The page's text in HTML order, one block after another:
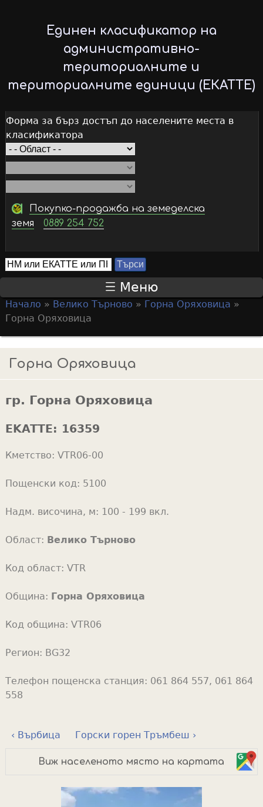
to
main
content
Единен класификатор на
административно-
териториалните и
териториалните единици (ЕКАТТЕ)
Форма за бърз достъп до населените места в
класификатора
Покупко-продажба на земеделска
земя
0889 254 752
S
e
a
c
h
o
r
Т
ъ
с
и
Меню
Y
o
u
a
e
h
r
e
Начало » Велико Търново » Горна Оряховица »
Горна Оряховица
Горна Оряховица
гр. Горна Оряховица
EKATTE: 16359
Кметство: VTR06-00
Пощенски код: 5100
Надм. височина, м: 100 - 199 вкл.
Област: Велико Търново
Код област: VTR
Община: Горна Оряховица
Код община: VTR06
Регион: BG32
Телефон пощенска станция: 061 864 557, 061 864
558
‹ Върбица Горски горен Тръмбеш ›
Виж населеното място на картата